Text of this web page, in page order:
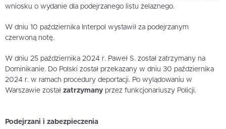
wniosku o wydanie dla podejrzanego listu żelaznego.
W dniu 10 października Interpol wystawił za podejrzanym
czerwoną notę.
W dniu 25 października 2024 r. Paweł S. został zatrzymany na
Dominikanie. Do Polski został przekazany w dniu 30 października
2024 r. w ramach procedury deportacji. Po wylądowaniu w
Warszawie został zatrzymany przez funkcjonariuszy Policji.
Podejrzani i zabezpieczenia